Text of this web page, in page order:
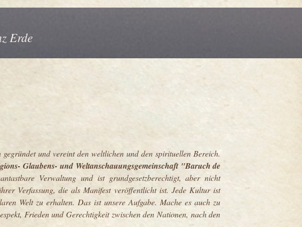
Erde
und vereint den weltlichen und den spirituellen Bereich.
Glaubens- und Weltanschauungsgemeinschaft "Baruch de
Verwaltung und ist grundgesetzberechtigt, aber nicht
Verfassung, die als Manifest veröffentlicht ist.Jede Kultur ist
Welt zu erhalten. Das ist unsere Aufgabe. Mache es auch zu
Frieden und Gerechtigkeit zwischen den Nationen, nach den